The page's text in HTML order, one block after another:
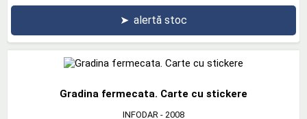
➤ alertă stoc
Gradina fermecata. Carte cu stickere
INFODAR - 2008